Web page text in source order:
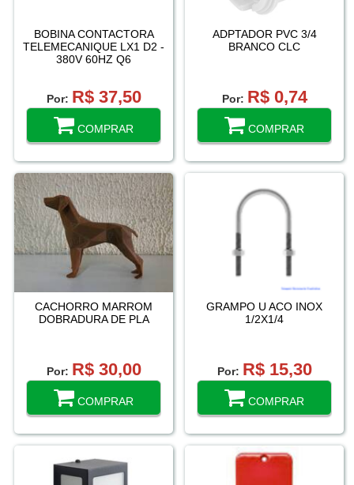
BOBINA CONTACTORA
TELEMECANIQUE LX1 D2 -
380V 60HZ Q6
Por: R$ 37,50
COMPRAR
ADPTADOR PVC 3/4
BRANCO CLC
Por: R$ 0,74
COMPRAR
CACHORRO MARROM
DOBRADURA DE PLA
Por: R$ 30,00
COMPRAR
GRAMPO U ACO INOX
1/2X1/4
Por: R$ 15,30
COMPRAR